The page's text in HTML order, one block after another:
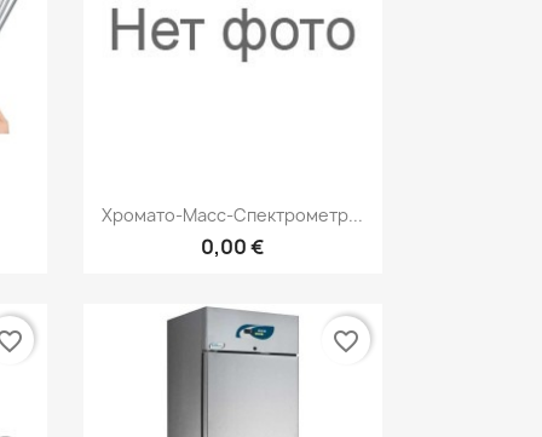
Быстрый просмотр
Хромато-Масс-Спектрометр...
0,00 €
favorite_border